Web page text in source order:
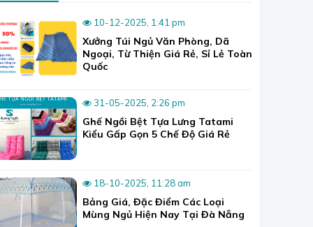
chăn ga
satin,
hàng.
10-12-2025, 1:41 pm
Xưởng Túi Ngủ Văn Phòng, Dã
Ngoại, Từ Thiện Giá Rẻ, Sỉ Lẻ Toàn
Quốc
31-05-2025, 2:26 pm
Ghế Ngồi Bệt Tựa Lưng Tatami
Kiểu Gấp Gọn 5 Chế Độ Giá Rẻ
18-10-2025, 11:28 am
Bảng Giá, Đặc Điểm Các Loại
Mùng Ngủ Hiện Nay Tại Đà Nẵng